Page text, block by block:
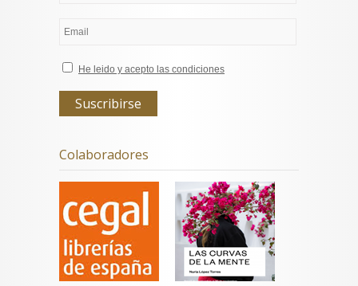
He leido y acepto las condiciones
Colaboradores